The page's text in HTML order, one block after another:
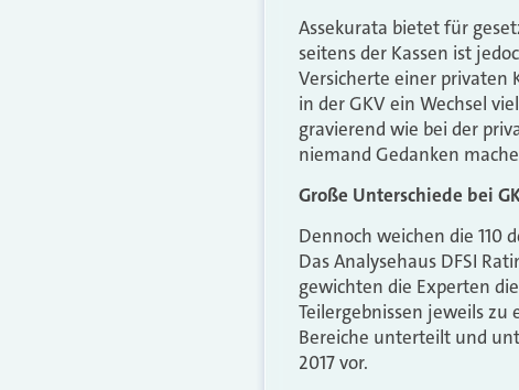
Assekurata bietet für
seitens der Kassen ist
Versicherte einer privaten
in der GKV ein Wechsel
gravierend wie bei der
niemand Gedanken
Große Unterschiede bei
Dennoch weichen die 110
Das Analysehaus DFSI
gewichten die Experten
Teilergebnissen jeweils
Bereiche unterteilt und
2017 vor.